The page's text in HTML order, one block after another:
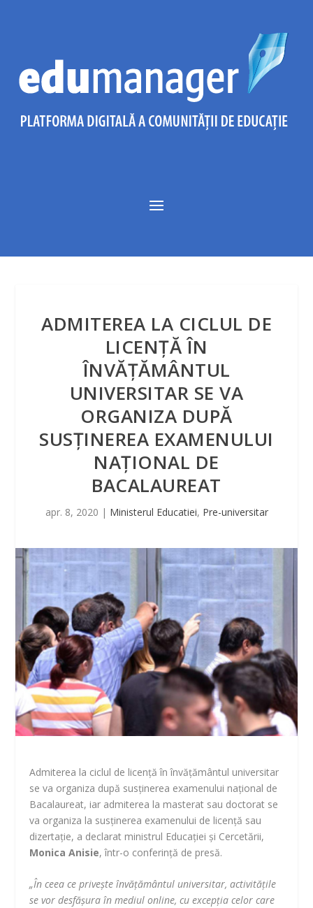
ADMITEREA LA CICLUL DE
LICENŢĂ ÎN
ÎNVĂŢĂMÂNTUL
UNIVERSITAR SE VA
ORGANIZA DUPĂ
SUSŢINEREA EXAMENULUI
NAŢIONAL DE
BACALAUREAT
apr. 8, 2020 | Ministerul Educatiei, Pre-universitar
Admiterea la ciclul de licenţă în învăţământul universitar
se va organiza după susţinerea examenului naţional de
Bacalaureat, iar admiterea la masterat sau doctorat se
va organiza la susţinerea examenului de licenţă sau
dizertaţie, a declarat ministrul Educaţiei şi Cercetării,
Monica Anisie, într-o conferinţă de presă.
„În ceea ce priveşte învăţământul universitar, activităţile
se vor desfăşura în mediul online, cu excepţia celor care